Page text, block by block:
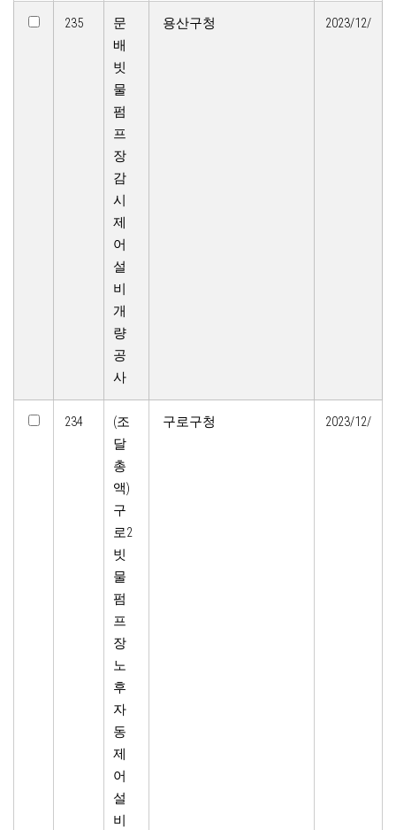
235
문
배
빗
물
펌
프
장
감
시
제
어
설
비
개
량
공
사
용산구청 2023/12/
234
(조
달
총
액)
구
로2
빗
물
펌
프
장
노
후
자
동
제
어
설
비
구로구청 2023/12/